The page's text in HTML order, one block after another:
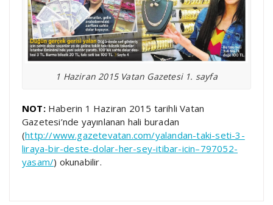
1 Haziran 2015 Vatan Gazetesi 1. sayfa
NOT:Haberin 1 Haziran 2015 tarihli Vatan
Gazetesi’nde yayınlanan hali buradan
(http://www.gazetevatan.com/yalandan-taki-seti-3-
liraya-bir-deste-dolar-her-sey-itibar-icin–797052-
yasam/) okunabilir.